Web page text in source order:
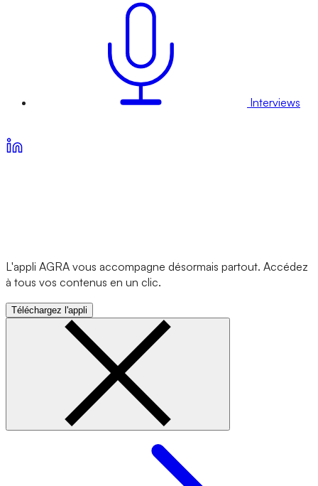
Interviews
L'appli AGRA vous accompagne désormais partout. Accédez
à tous vos contenus en un clic.
Téléchargez l'appli